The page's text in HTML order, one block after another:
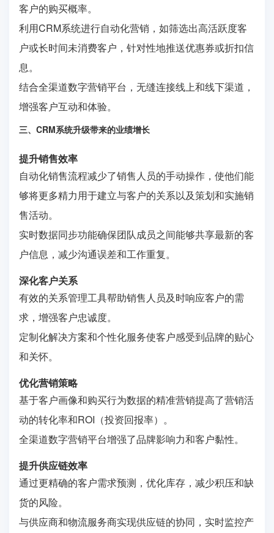
客户的购买概率。
利用CRM系统进行自动化营销，如筛选出高活跃度客
户或长时间未消费客户，针对性地推送优惠券或折扣信
息。
结合全渠道数字营销平台，无缝连接线上和线下渠道，
增强客户互动和体验。
三、CRM系统升级带来的业绩增长
提升销售效率
自动化销售流程减少了销售人员的手动操作，使他们能
够将更多精力用于建立与客户的关系以及策划和实施销
售活动。
实时数据同步功能确保团队成员之间能够共享最新的客
户信息，减少沟通误差和工作重复。
深化客户关系
有效的关系管理工具帮助销售人员及时响应客户的需
求，增强客户忠诚度。
定制化解决方案和个性化服务使客户感受到品牌的贴心
和关怀。
优化营销策略
基于客户画像和购买行为数据的精准营销提高了营销活
动的转化率和ROI（投资回报率）。
全渠道数字营销平台增强了品牌影响力和客户黏性。
提升供应链效率
通过更精确的客户需求预测，优化库存，减少积压和缺
货的风险。
与供应商和物流服务商实现供应链的协同，实时监控产